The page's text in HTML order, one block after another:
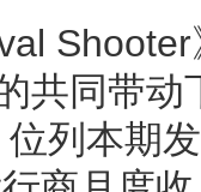
共同带
列本期